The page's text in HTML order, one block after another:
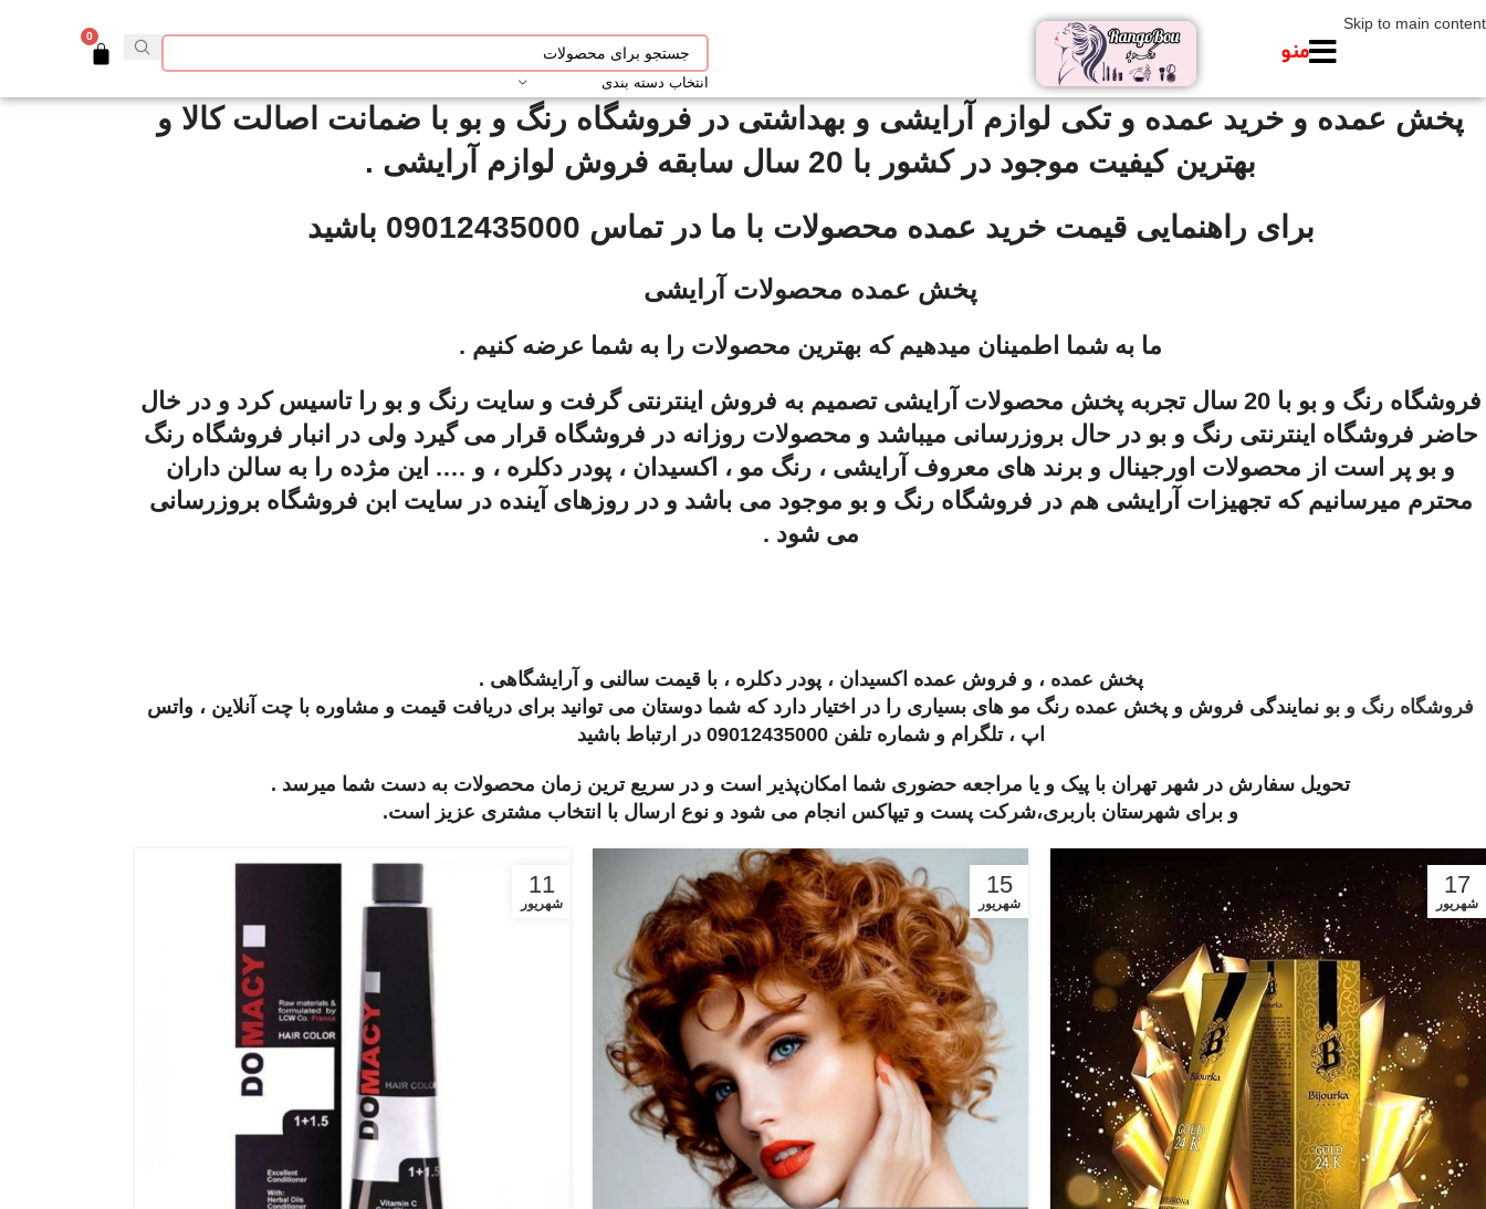
Skip to main content
منو
انتخاب دسته بندی
0
پخش عمده و خرید عمده و تکی لوازم آرایشی و بهداشتی در فروشگاه رنگ و بو با ضمانت اصالت کالا و
بهترین کیفیت موجود در کشور با 20 سال سابقه فروش لوازم آرایشی .
برای راهنمایی قیمت خرید عمده محصولات با ما در تماس 09012435000 باشید
پخش عمده محصولات آرایشی
ما به شما اطمینان میدهیم که بهترین محصولات را به شما عرضه کنیم .
فروشگاه رنگ و بو با 20 سال تجربه پخش محصولات آرایشی تصمیم به فروش اینترنتی گرفت و سایت رنگ و بو را تاسیس کرد و در خال
حاضر فروشگاه اینترنتی رنگ و بو در حال بروزرسانی میباشد و محصولات روزانه در فروشگاه قرار می گیرد ولی در انبار فروشگاه رنگ
و بو پر است از محصولات اورجینال و برند های معروف آرایشی ، رنگ مو ، اکسیدان ، پودر دکلره ، و …. این مژده را به سالن داران
محترم میرسانیم که تجهیزات آرایشی هم در فروشگاه رنگ و بو موجود می باشد و در روزهای آینده در سایت ابن فروشگاه بروزرسانی
می شود .
پخش عمده ، و فروش عمده اکسیدان ، پودر دکلره ، با قیمت سالنی و آرایشگاهی .
فروشگاه رنگ و بو نمایندگی فروش و پخش عمده رنگ مو های بسیاری را در اختیار دارد که شما دوستان می توانید برای دریافت قیمت و مشاوره با چت آنلاین ، واتس
اپ ، تلگرام و شماره تلفن 09012435000 در ارتباط باشید
تحویل سفارش در شهر تهران با پیک و یا مراجعه حضوری شما امکان‌پذیر است و در سریع ترین زمان محصولات به دست شما میرسد .
و برای شهرستان باربری،شرکت پست و تیپاکس انجام می شود و نوع ارسال با انتخاب مشتری عزیز است.
17
شهریور
15
شهریور
11
شهریور